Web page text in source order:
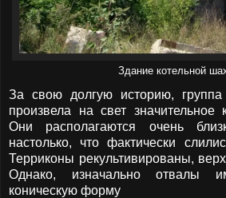
Здание котельной
За свою долгую историю, группа
произвела на свет значительное
Они располагаются очень
настолько, что фактически
Терриконы рекультивированы,
Однако, изначально отвалы
коническую форму